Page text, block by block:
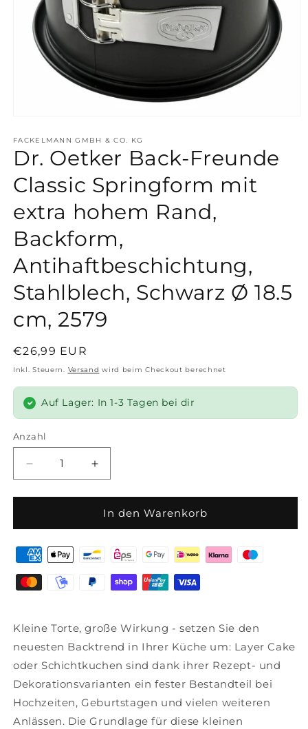
in
Modal
öffnen
FACKELMANN GMBH & CO. KG
Dr. Oetker Back-Freunde
Classic Springform mit
extra hohem Rand,
Backform,
Antihaftbeschichtung,
Stahlblech, Schwarz Ø 18.5
cm, 2579
Normaler
Preis
€26,99 EUR
Inkl. Steuern. Versand wird beim Checkout berechnet
Auf Lager: In 1-3 Tagen bei dir
Anzahl
Anzahl
Verringere
die
Menge
Dr.
Back-
Freunde
Classic
extra
hohem
Backform,
Antihaftbeschichtung,
Stahlblech,
Schwarz
Erhöhe
die
Menge
für
Dr.
Back-
Freunde
Classic
extra
hohem
Backform,
Antihaftbeschichtung,
Stahlblech,
Schwarz
In den Warenkorb
Kleine Torte, große Wirkung - setzen Sie den
neuesten Backtrend in Ihrer Küche um: Layer Cake
oder Schichtkuchen sind dank ihrer Rezept- und
Dekorationsvarianten ein fester Bestandteil bei
Hochzeiten, Geburtstagen und vielen weiteren
Anlässen. Die Grundlage für diese kleinen